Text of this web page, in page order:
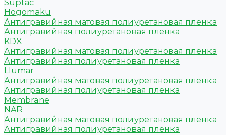
Suptac
Hogomaku
Антигравийная матовая полиуретановая пленка
Антигравийная полиуретановая пленка
KDX
Антигравийная матовая полиуретановая пленка
Антигравийная полиуретановая пленка
Llumar
Антигравийная матовая полиуретановая пленка
Антигравийная полиуретановая пленка
Membrane
NAR
Антигравийная матовая полиуретановая пленка
Антигравийная полиуретановая пленка